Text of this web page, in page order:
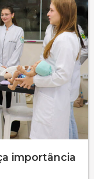
importância